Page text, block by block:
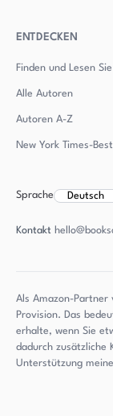
ENTDECKEN
Finden und Lesen
Alle Autoren
Autoren A-Z
New York Times-
Sprache
Kontakt
Als Amazon-Partner
Provision. Das
erhalte, wenn Sie
dadurch zusätzliche
Unterstützung